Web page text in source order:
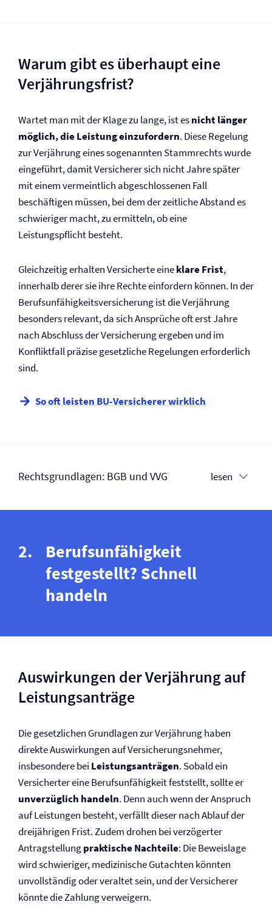
Warum gibt es überhaupt eine
Verjährungsfrist?
Wartet man mit der Klage zu lange, ist esnicht länger
möglich, die Leistung einzufordern. Diese Regelung
zur Verjährung eines sogenannten Stammrechts wurde
eingeführt, damit Versicherer sich nicht Jahre später
mit einem vermeintlich abgeschlossenen Fall
beschäftigen müssen, bei dem der zeitliche Abstand es
schwieriger macht, zu ermitteln, ob eine
Leistungspflicht besteht.
Gleichzeitig erhalten Versicherte eineklare Frist,
innerhalb derer sie ihre Rechte einfordern können. In der
Berufs­unfähigkeits­versicherung ist die Verjährung
besonders relevant, da sich Ansprüche oft erst Jahre
nach Abschluss der Versicherung ergeben und im
Konfliktfall präzise gesetzliche Regelungen erforderlich
sind.
So oft leisten BU-Versicherer wirklich
Rechtsgrundlagen: BGB und VVG lesen
Berufs­unfähigkeit
festgestellt? Schnell
handeln
Auswirkungen der Verjährung auf
Leistungsanträge
Die gesetzlichen Grundlagen zur Verjährung haben
direkte Auswirkungen auf Versicherungsnehmer,
insbesondere bei Leistungsanträgen. Sobald ein
Versicherter eine Berufs­unfähigkeit feststellt, sollte er
unverzüglich handeln. Denn auch wenn der Anspruch
auf Leistungen besteht, verfällt dieser nach Ablauf der
dreijährigen Frist. Zudem drohen bei verzögerter
Antragstellungpraktische Nachteile: Die Beweislage
wird schwieriger, medizinische Gutachten könnten
unvollständig oder veraltet sein, und der Versicherer
könnte die Zahlung verweigern.